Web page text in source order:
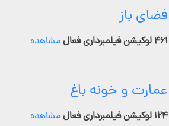
فضای باز
۴۶۱ لوکیشن فیلمبرداری فعال مشاهده
عمارت و خونه باغ
۱۲۴ لوکیشن فیلمبرداری فعال مشاهده